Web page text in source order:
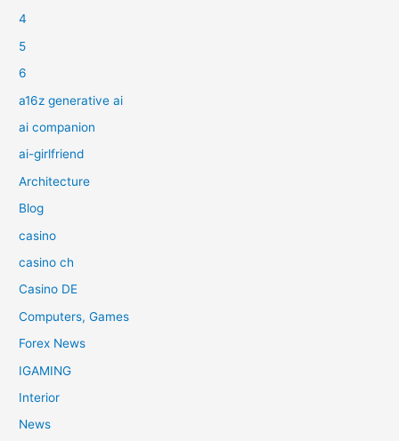
4
5
6
a16z generative ai
ai companion
ai-girlfriend
Architecture
Blog
casino
casino ch
Casino DE
Computers, Games
Forex News
IGAMING
Interior
News